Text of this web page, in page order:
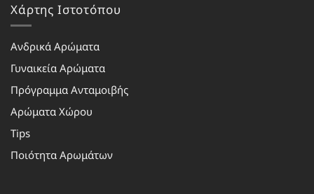
Χάρτης Ιστοτόπου
Ανδρικά Αρώματα
Γυναικεία Αρώματα
Πρόγραμμα Ανταμοιβής
Αρώματα Χώρου
Tips
Ποιότητα Αρωμάτων